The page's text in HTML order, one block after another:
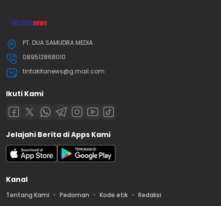
PT. DUA SAMUDRA MEDIA
089512868010
tintakitanews@g.mail.com
Ikuti Kami
Jelajahi Berita di Apps Kami
Kanal
Tentang Kami Pedoman Kode etik Redaksi